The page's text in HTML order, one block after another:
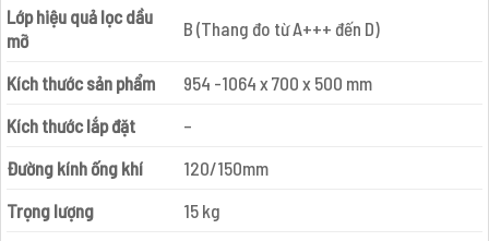
Lớp hiệu quả lọc dầu
mỡ
B (Thang đo từ A+++ đến D)
Kích thước sản phẩm
954 -1064 x 700 x 500 mm
Kích thước lắp đặt
–
Đường kính ống khí
120/150mm
Trọng lượng
15 kg